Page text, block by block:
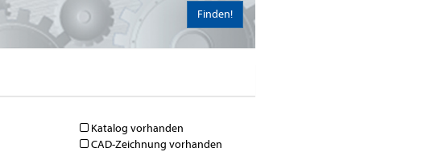
Finden!
Katalog vorhanden
CAD-Zeichnung vorhanden